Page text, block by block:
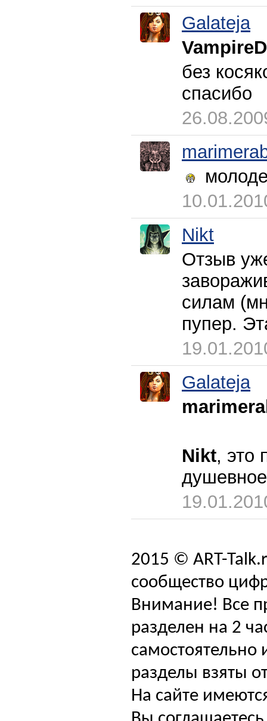
Galateja
VampireD
без
спасибо
Nikt
Отзыв
силам
пупер.
Galateja
Nikt, это
2015 © ART-
сообщество
Внимание! Все
разделен на 2
самостоятельно
разделы взяты
На сайте